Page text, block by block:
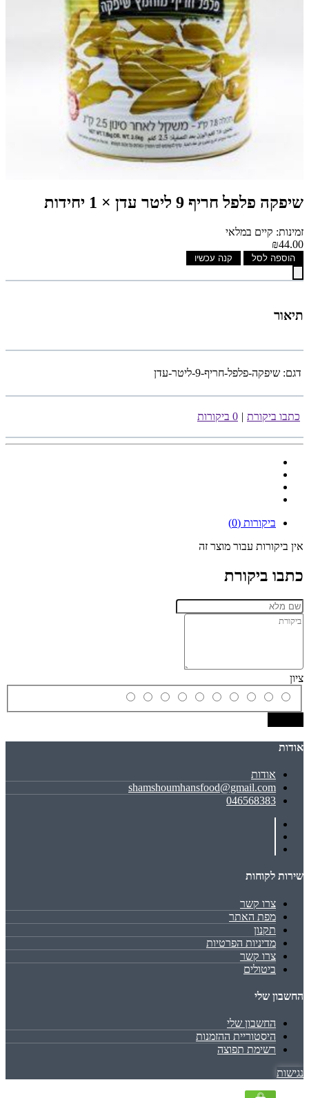
שיפקה פלפל חריף 9 ליטר עדן × 1 יחידות
זמינות: קיים במלאי
₪44.00
הוספה לסל קנה עכשיו
תיאור
דגם: שיפקה-פלפל-חריף-9-ליטר-עדן
כתבו ביקורת | 0 ביקורות
ביקורות (0)
אין ביקורות עבור מוצר זה
כתבו ביקורת
ציון
אודות
אודות
shamshoumhansfood@gmail.com
046568383
שירות לקוחות
צרו קשר
מפת האתר
תקנון
מדיניות הפרטיות
צרו קשר
ביטולים
החשבון שלי
החשבון שלי
היסטוריית ההזמנות
רשימת תפוצה
נגישות